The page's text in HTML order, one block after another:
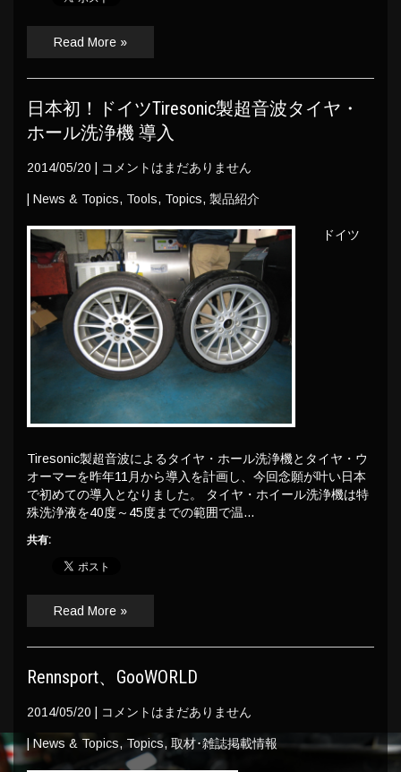
Read More »
日本初！ドイツTiresonic製超音波タイヤ・
ホール洗浄機 導入
2014/05/20 コメントはまだありません
News & Topics, Tools, Topics, 製品紹介
ドイツ
Tiresonic製超音波によるタイヤ・ホール洗浄機とタイヤ・ウ
オーマーを昨年11月から導入を計画し、今回念願が叶い日本
で初めての導入となりました。 タイヤ・ホイール洗浄機は特
殊洗浄液を40度～45度までの範囲で温…
共有:
Read More »
Rennsport、GooWORLD
2014/05/20 コメントはまだありません
|News & Topics, Topics, 取材･雑誌掲載情報